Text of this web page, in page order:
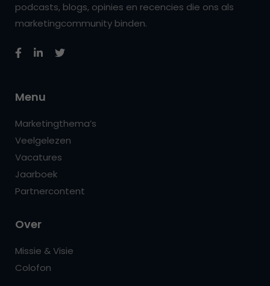
podcasts, blogs, opinies en recencies die ons als
marketingcommunity binden.
Menu
Marketingthema’s
Veelgelezen
Vacatures
Jaarboek
Partnercontent
Over
Missie & Visie
Colofon